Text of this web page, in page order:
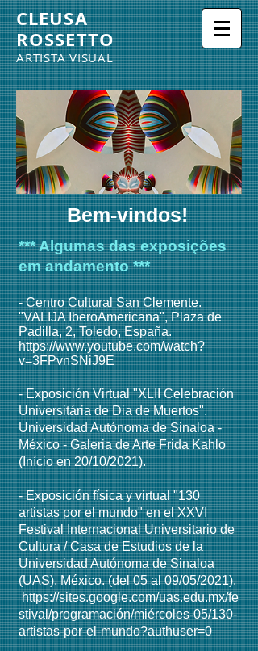
CLEUSA
ROSSETTO
ARTISTA VISUAL
Bem-vindos!
*** Algumas das exposições
em andamento ***
- Centro Cultural San Clemente.
"VALIJA IberoAmericana", Plaza de
Padilla, 2, Toledo, España.
https://www.youtube.com/watch?
v=3FPvnSNiJ9E
- Exposición Virtual "XLII Celebración
Universitária de Dia de Muertos".
Universidad Autónoma deSinaloa -
México - Galeria de Arte Frida Kahlo
(Início en 20/10/2021).
- Exposición física y virtual "130
artistas por el mundo" en el XXVI
Festival Internacional Universitario de
Cultura / Casa de Estudios de la
Universidad Autónoma de Sinaloa
(UAS), México. (del 05 al 09/05/2021).
https://sites.google.com/uas.edu.mx/fe
stival/programación/miércoles-05/130-
artistas-por-el-mundo?authuser=0